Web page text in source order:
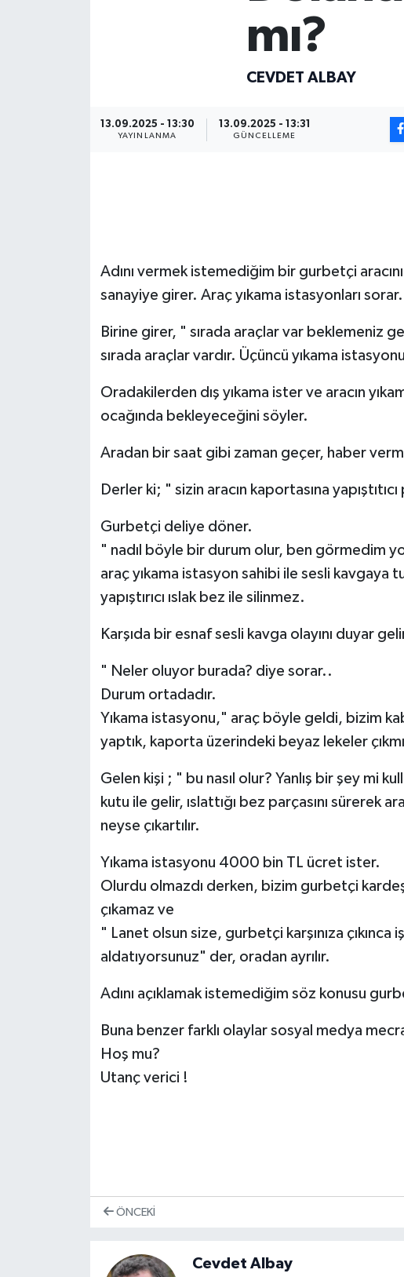
mı?
CEVDET ALBAY
13.09.2025 - 13:30
YAYINLANMA
13.09.2025 - 13:31
GÜNCELLEME
Adını vermek istemediğim bir gurbetçi
sanayiye girer. Araç yıkama istasyonları sorar.
Birine girer, " sırada araçlar var beklemeniz
sırada araçlar vardır. Üçüncü yıkama
Oradakilerden dış yıkama ister ve aracın
ocağında bekleyeceğini söyler.
Aradan bir saat gibi zaman geçer, haber
Derler ki; " sizin aracın kaportasına
Gurbetçi deliye döner.
" nadıl böyle bir durum olur, ben görmedim
araç yıkama istasyon sahibi ile sesli kavgaya
yapıştırıcı ıslak bez ile silinmez.
Karşıda bir esnaf sesli kavga olayını duyar
" Neler oluyor burada? diye sorar..
Durum ortadadır.
Yıkama istasyonu," araç böyle geldi, bizim
yaptık, kaporta üzerindeki beyaz lekeler
Gelen kişi ; " bu nasıl olur? Yanlış bir şey mi
kutu ile gelir, ıslattığı bez parçasını sürerek
neyse çıkartılır.
Yıkama istasyonu 4000 bin TL ücret ister.
Olurdu olmazdı derken, bizim gurbetçi
çıkamaz ve
" Lanet olsun size, gurbetçi karşınıza çıkınca
aldatıyorsunuz" der, oradan ayrılır.
Adını açıklamak istemediğim söz konusu
Buna benzer farklı olaylar sosyal medya
Hoş mu?
Utanç verici !
ÖNCEKI
Cevdet Albay
Gökçebey
Kültür - Sanat
Resmi İlan